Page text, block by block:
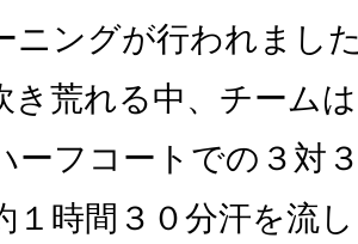
ニングが行われまし
荒れる中、チーム
ーフコートでの３対
１時間３０分汗を流